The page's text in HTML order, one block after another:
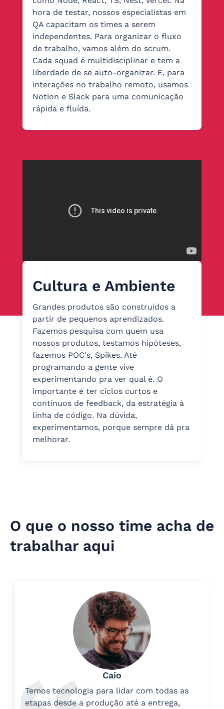
hora de testar, nossos especialistas em
QA capacitam os times a serem
independentes. Para organizar o fluxo
de trabalho, vamos além do scrum.
Cada squad é multidisciplinar e tem a
liberdade de se auto-organizar. E, para
interações no trabalho remoto, usamos
Notion e Slack para uma comunicação
rápida e fluída.
Cultura e Ambiente
Grandes produtos são construídos a
partir de pequenos aprendizados.
Fazemos pesquisa com quem usa
nossos produtos, testamos hipóteses,
fazemos POC's, Spikes. Até
programando a gente vive
experimentando pra ver qual é. O
importante é ter ciclos curtos e
contínuos de feedback, da estratégia à
linha de código. Na dúvida,
experimentamos, porque sempre dá pra
melhorar.
O que o nosso time acha de
trabalhar aqui
Caio
Temos tecnologia para lidar com todas as
etapas desde a produção até a entrega,